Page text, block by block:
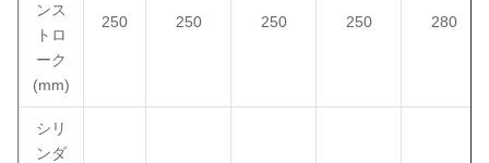
ンス
トロ
ーク
(mm)
250 250 250 250 280
シリ
ンダ